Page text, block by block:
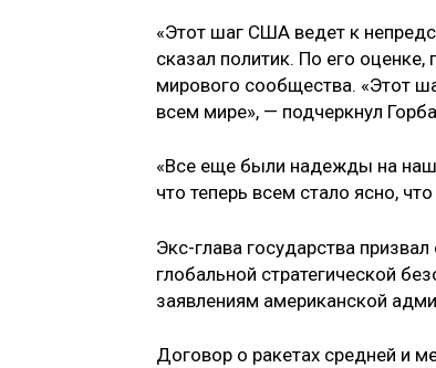
«Этот шаг США ведет к
сказал политик. По его
мирового сообщества. «Этот
всем мире», — подчеркнул
«Все еще были надежды на
что теперь всем стало ясно,
Экс-глава государства
глобальной стратегической
заявлениям американской
Договор о ракетах средней и